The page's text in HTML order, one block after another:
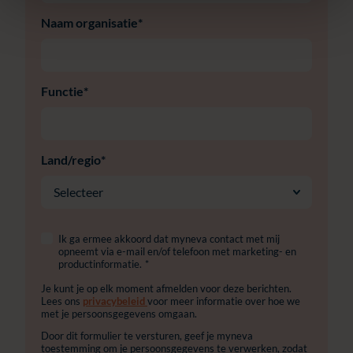
Naam organisatie*
Functie*
Land/regio*
Ik ga ermee akkoord dat myneva contact met mij
opneemt via e-mail en/of telefoon met marketing- en
productinformatie. *
Je kunt je op elk moment afmelden voor deze berichten.
Lees ons privacybeleid voor meer informatie over hoe we
met je persoonsgegevens omgaan.
Door dit formulier te versturen, geef je myneva
toestemming om je persoonsgegevens te verwerken, zodat